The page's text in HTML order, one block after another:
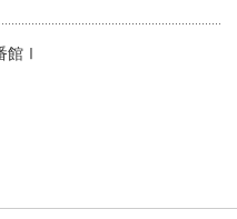
館Ⅰ